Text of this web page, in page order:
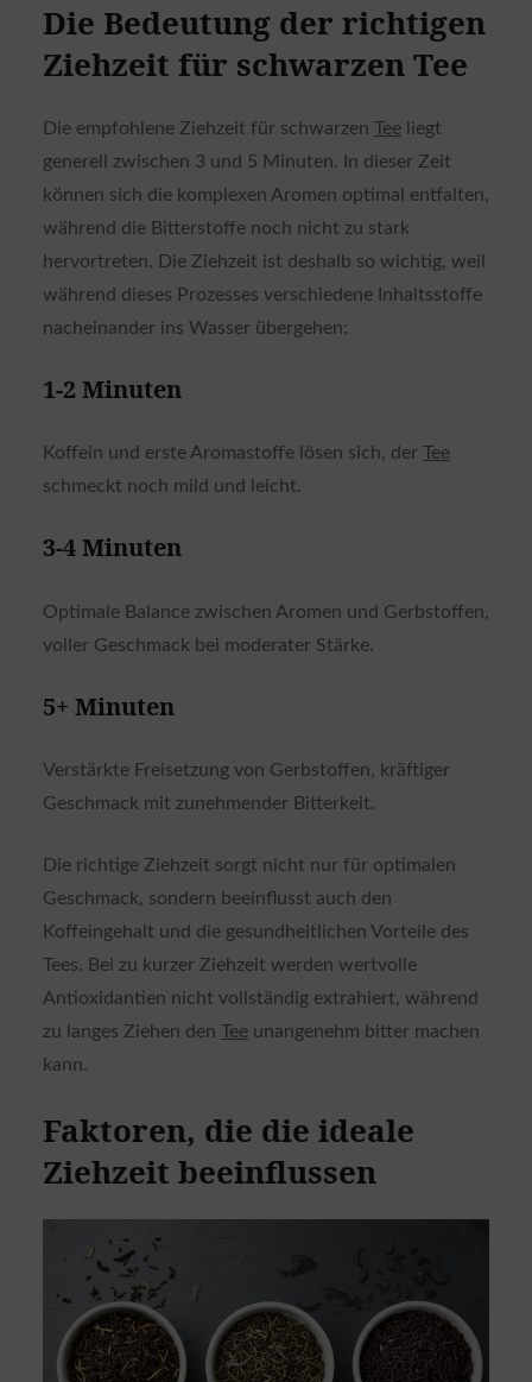
Die Bedeutung der richtigen
Ziehzeit für schwarzen Tee
Die empfohlene Ziehzeit für schwarzen Teeliegt
generell zwischen 3 und 5 Minuten. In dieser Zeit
können sich die komplexen Aromen optimal entfalten,
während die Bitterstoffe noch nicht zu stark
hervortreten. Die Ziehzeit ist deshalb so wichtig, weil
während dieses Prozesses verschiedene Inhaltsstoffe
nacheinander ins Wasser übergehen:
1-2 Minuten
Koffein und erste Aromastoffe lösen sich, der Tee
schmeckt noch mild und leicht.
3-4 Minuten
Optimale Balance zwischen Aromen und Gerbstoffen,
voller Geschmack bei moderater Stärke.
5+ Minuten
Verstärkte Freisetzung von Gerbstoffen, kräftiger
Geschmack mit zunehmender Bitterkeit.
Die richtige Ziehzeit sorgt nicht nur für optimalen
Geschmack, sondern beeinflusst auch den
Koffeingehalt und die gesundheitlichen Vorteile des
Tees. Bei zu kurzer Ziehzeit werden wertvolle
Antioxidantien nicht vollständig extrahiert, während
zu langes Ziehen den Teeunangenehm bitter machen
kann.
Faktoren, die die ideale
Ziehzeit beeinflussen